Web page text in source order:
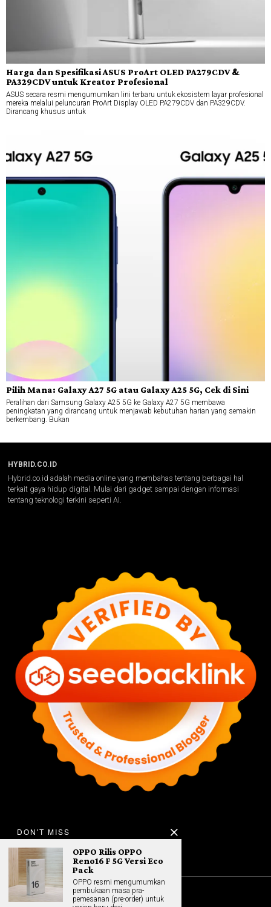
Harga dan Spesifikasi ASUS ProArt OLED PA279CDV &
PA329CDV untuk Kreator Profesional
ASUS secara resmi mengumumkan lini terbaru untuk ekosistem layar profesional
mereka melalui peluncuran ProArt Display OLED PA279CDV dan PA329CDV.
Dirancang khusus untuk
Pilih Mana: Galaxy A27 5G atau Galaxy A25 5G, Cek di Sini
Peralihan dari Samsung Galaxy A25 5G ke Galaxy A27 5G membawa
peningkatan yang dirancang untuk menjawab kebutuhan harian yang semakin
berkembang. Bukan
HYBRID.CO.ID
Hybrid.co.id adalah media online yang membahas tentang berbagai hal
terkait gaya hidup digital. Mulai dari gadget sampai dengan informasi
tentang teknologi terkini seperti AI.
DON'T MISS
OPPO Rilis OPPO
Reno16 F 5G Versi Eco
Pack
OPPO resmi mengumumkan
pembukaan masa pra-
pemesanan (pre-order) untuk